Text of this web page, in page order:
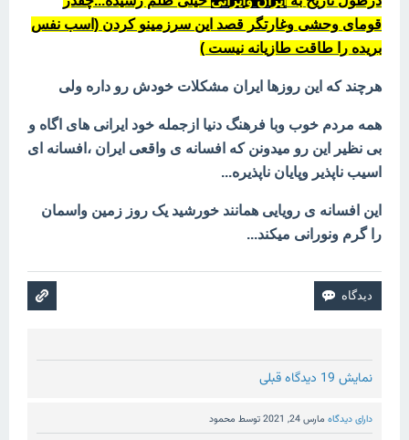
قومای وحشی وغارتگر قصد این سرزمینو کردن (اسب نفس
بریده را طاقت طازیانه نیست )
هرچند که این روزها ایران مشکلات خودش رو داره ولی
همه مردم خوب وبا فرهنگ دنیا ازجمله خود ایرانی های اگاه و
بی نظیر این رو میدونن که افسانه ی واقعی ایران ،افسانه ای
اسیب ناپذیر وپایان ناپذیره...
این افسانه ی رویایی همانند خورشید یک روز زمین واسمان
را گرم ونورانی میکند...
نمایش 19 دیدگاه قبلی
دارای دیدگاه مارس 24, 2021 توسط محمود